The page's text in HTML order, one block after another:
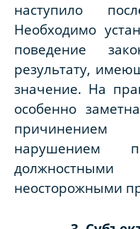
наступило
Необходимо
поведение
результату,
значение. На
особенно
нарушением
неосторожными